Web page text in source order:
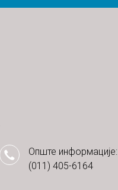
Опште информације:
(011) 405-6164